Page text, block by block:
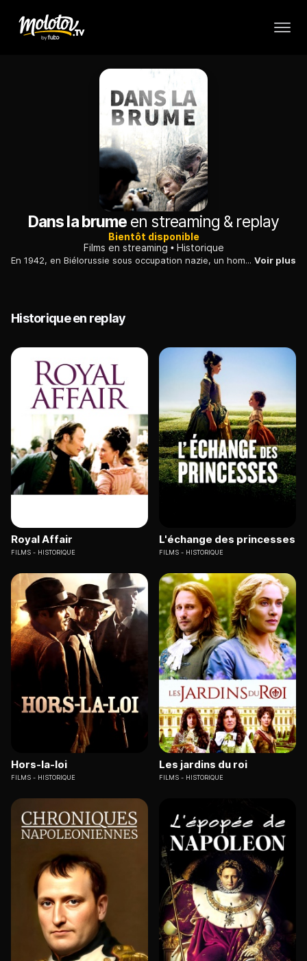
Dans la brume en streaming & replay
Bientôt disponible
Films en streaming
Historique
En 1942, en Biélorussie sous occupation nazie, un homme accusé de collaboration est conduit en forêt par deux résistants pour y être exécuté. Voir plus
Historique en replay
Royal Affair
FILMS HISTORIQUE
L'échange des princesses
FILMS HISTORIQUE
Hors-la-loi
FILMS HISTORIQUE
Les jardins du roi
FILMS HISTORIQUE